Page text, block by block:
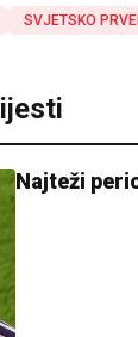
SVJETSKO
Najteži